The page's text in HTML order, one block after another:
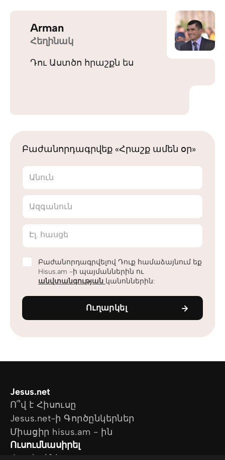
Arman
Հեղինակ
Դու Աստծո հրաշքն ես
Բաժանորդագրվեք «Հրաշք ամեն օր»
Անուն
Ազգանուն
Էլ. հասցե
Բաժանորդագրվելով Դուք համաձայնում եք
Hisus.am -ի պայմաններին ու
անվտանգության կանոններին:
Ուղարկել
Jesus.net
Ո՞վ է Հիսուսը
Jesus.net-ի Գործընկերներ
Միացիր hisus.am - ին
Ուսումնասիրել